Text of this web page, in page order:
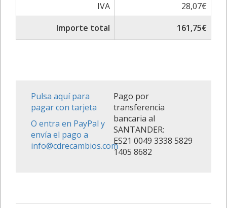
IVA
28,07€
Importe total
161,75€
Pulsa aquí para
pagar con tarjeta
O entra en PayPal y
envía el pago a
info@cdrecambios.com
Pago por
transferencia
bancaria al
SANTANDER:
ES21 0049 3338 5829
1405 8682